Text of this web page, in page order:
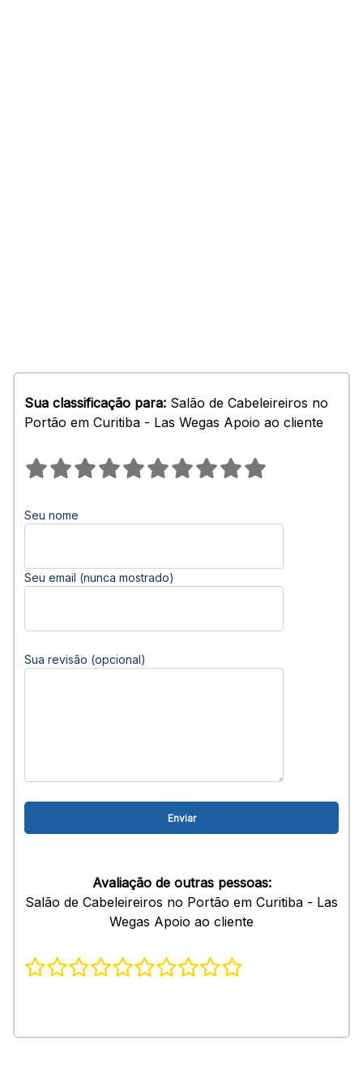
Sua classificação para: Salão de Cabeleireiros no
Portão em Curitiba - Las Wegas Apoio ao cliente
Seu nome
Seu email (nunca mostrado)
Sua revisão (opcional)
Avaliação de outras pessoas:
Salão de Cabeleireiros no Portão em Curitiba - Las
Wegas Apoio ao cliente